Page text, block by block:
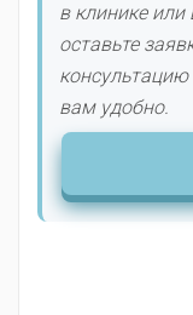
в клинике или
оставьте
вам удобно.